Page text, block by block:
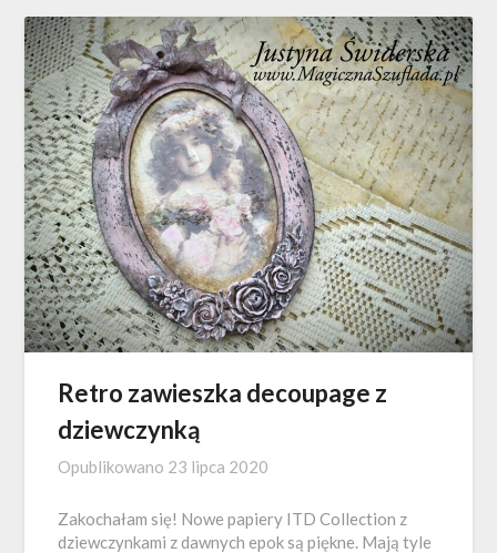
Retro zawieszka decoupage z
dziewczynką
Opublikowano 23 lipca 2020
Zakochałam się! Nowe papiery ITD Collection z
dziewczynkami z dawnych epok są piękne. Mają tyle